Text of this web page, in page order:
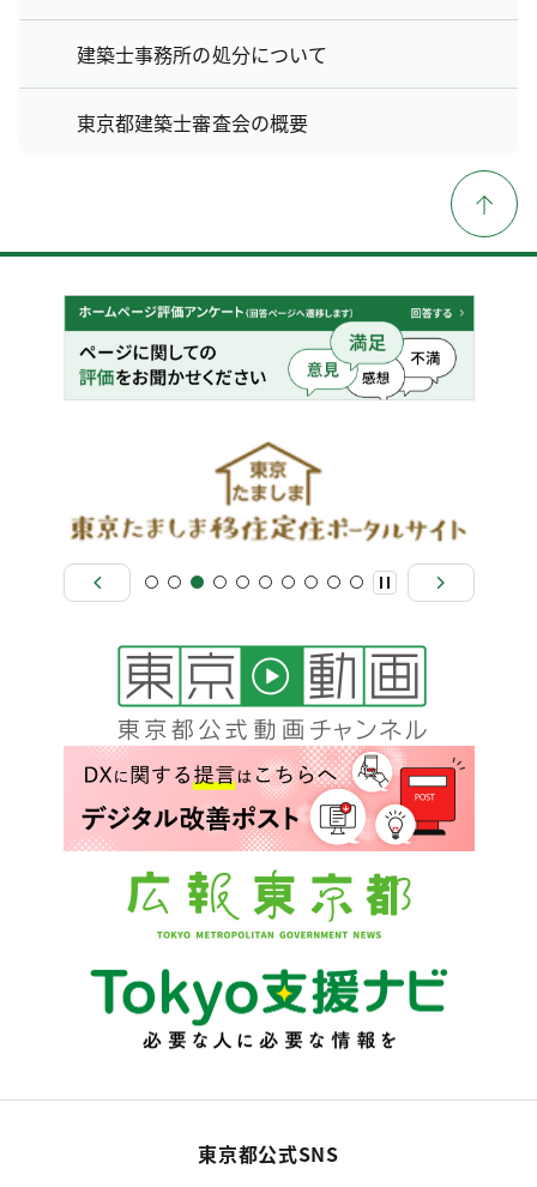
建築士事務所の処分について
東京都建築士審査会の概要
東京都公式SNS